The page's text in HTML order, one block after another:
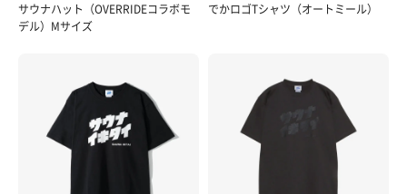
サウナハット（OVERRIDEコラボモ
デル）Mサイズ
でかロゴTシャツ（オートミール）